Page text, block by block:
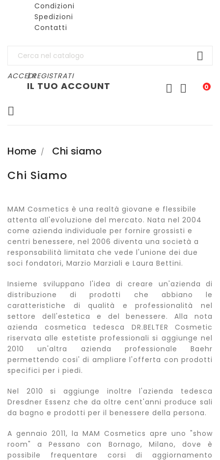
Condizioni
Spedizioni
Contatti

ACCEDI| REGISTRATI
0
IL TUO ACCOUNT 


Home Chi siamo
Chi Siamo
MAM Cosmetics è una realtà giovane e flessibile
attenta all'evoluzione del mercato. Nata nel 2004
come azienda individuale per fornire grossisti e
centri benessere, nel 2006 diventa una società a
responsabilità limitata che vede l'unione dei due
soci fondatori, Marzio Marziali e Laura Bettini.
Insieme sviluppano l'idea di creare un'azienda di
distribuzione di prodotti che abbiano le
caratteristiche di qualità e professionalità nel
settore dell'estetica e del benessere. Alla nota
azienda cosmetica tedesca DR.BELTER Cosmetic
riservata alle estetiste professionali si aggiunge nel
2010 un'altra azienda professionale Baehr
permettendo cosi' di ampliare l'offerta con prodotti
specifici per i piedi.
Nel 2010 si aggiunge inoltre l'azienda tedesca
Dresdner Essenz che da oltre cent'anni produce sali
da bagno e prodotti per il benessere della persona.
A gennaio 2011, la MAM Cosmetics apre uno "show
room" a Pessano con Bornago, Milano, dove è
possibile frequentare corsi di aggiornamento